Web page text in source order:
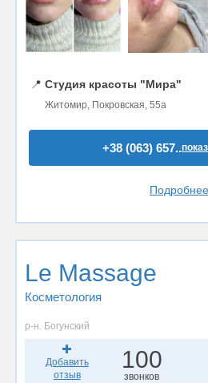
📍 Студия красоты "Мира"
Житомир, Покровская, 55а
+38 (063) 657..
Подробнее
Le Massage
Косметология
р-н. Богунский
Добавить
отзыв
100
звонков